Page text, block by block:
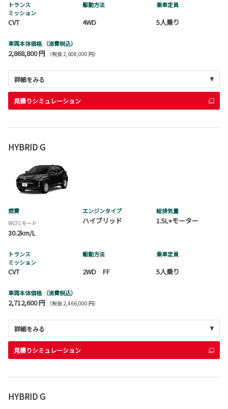
トランス
ミッション
CVT
駆動方法
4WD
乗車定員
5人乗り
車両本体価格 （消費税込）
2,868,800 円 （税抜 2,608,000 円）
詳細をみる
見積りシミュレーション
HYBRID G
燃費
WLTCモード
30.2km/L
エンジンタイプ
ハイブリッド
総排気量
1.5L+モーター
トランス
ミッション
CVT
駆動方法
2WD FF
乗車定員
5人乗り
車両本体価格 （消費税込）
2,712,600 円 （税抜 2,466,000 円）
詳細をみる
見積りシミュレーション
HYBRID G